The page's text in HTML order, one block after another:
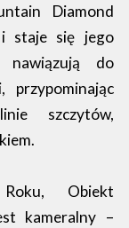
Diamond
staje się jego
nawiązują do
przypominając
szczytów,
Obiekt
kameralny –